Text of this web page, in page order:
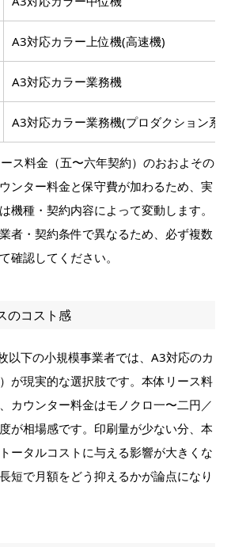
A3対応カラー上位機(高速機)
A3対応カラー業務機
A3対応カラー業務機(プロダクション系
ス料金（五〜六年契約）のおおよその
ンター料金と保守費が加わるため、実
機種・契約内容によって変動します。
者・契約条件で異なるため、必ず複数
確認してください。
のコスト感
以下の小規模事業者では、A3対応のカ
が現実的な選択肢です。本体リース料
カウンター料金はモノクロ一〜二円／
が相場感です。印刷量が少ない分、本
ータルコストに与える影響が大きくな
短で月額をどう抑えるかが論点になり